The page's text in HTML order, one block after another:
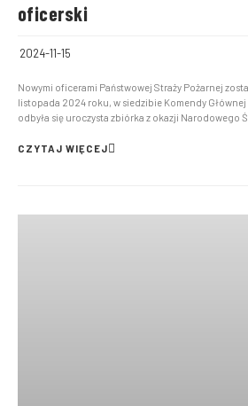
oficerski
2024-11-15
Nowymi oficerami Państwowej Straży Pożarnej
listopada 2024 roku, w siedzibie Komendy
odbyła się uroczysta zbiórka z okazji Narodowego
Pożarnej. Udział w uroczystości wzięli: Min...
CZYTAJ WIĘCEJ